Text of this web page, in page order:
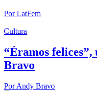
PorLatFem
Cultura
“Éramos felices”,
Bravo
PorAndy Bravo